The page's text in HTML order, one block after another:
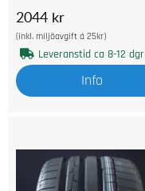
2044 kr
(inkl. miljöavgift á 25kr)
Leveranstid ca 8-12 dgr
Info